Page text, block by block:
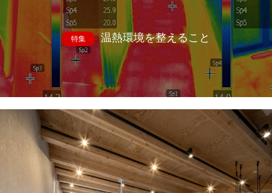
特集 温熱環境を整えること